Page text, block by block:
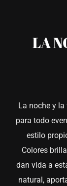
LA
La noche y la
para todo
estilo
Colores
dan vida a
natural,